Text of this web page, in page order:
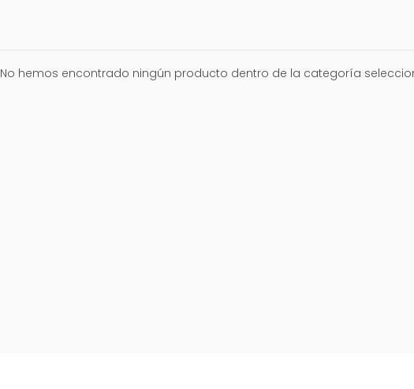
No hemos encontrado ningún producto dentro de la categoría